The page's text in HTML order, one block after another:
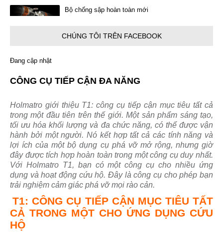
Bộ chống sập hoàn toàn mới
Công cụ tiếp cận đa năng
Pentheon Thế hệ mới
TRIỂN LÃM TRANG THIẾT BỊ NGHIỆP VỤ NĂM
2021
3/16/2022
BẢO ĐẢM DỊCH VỤ SAU BÁN HÀNG
3/16/2022
GIỚI THIỆU SẢN PHẨM TIÊN TIẾN PHỤC VỤ
CÔNG TÁC PCCC VÀ CNCH
3/16/2022
CHÚNG TÔI TRÊN FACEBOOK
Đang cập nhật
CÔNG CỤ TIẾP CẬN ĐA NĂNG
Holmatro giới thiệu T1: công cụ tiếp cận mục tiêu tất cả
trong một đầu tiên trên thế giới. Một sản phẩm sáng tạo,
tối ưu hóa khối lượng và đa chức năng, có thể được vận
hành bởi một người. Nó kết hợp tất cả các tính năng và
lợi ích của một bộ dụng cụ phá vỡ mở rộng, nhưng giờ
đây được tích hợp hoàn toàn trong một công cụ duy nhất.
Với Holmatro T1, bạn có một công cụ cho nhiều ứng
dụng và hoạt động cứu hộ. Đây là công cụ cho phép bạn
trải nghiệm cảm giác phá vỡ mọi rào cản.
T1: CÔNG CỤ TIẾP CẬN MỤC TIÊU TẤT
CẢ TRONG MỘT CHO ỨNG DỤNG CỨU
HỘ